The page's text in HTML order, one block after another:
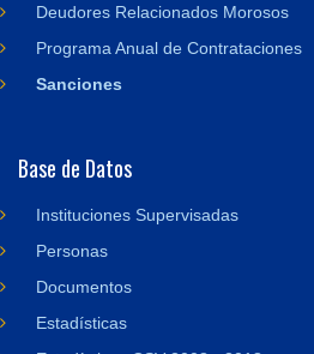
Deudores Relacionados Morosos
Programa Anual de Contrataciones
Sanciones
Base de Datos
Instituciones Supervisadas
Personas
Documentos
Estadísticas